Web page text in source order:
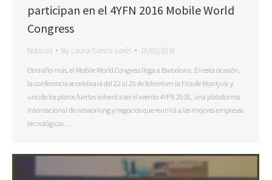
participan en el 4YFN 2016 Mobile World
Congress
Noticias By Laura Garcia Lorés 19/02/2016
Otro año más, el Mobile World Congress llega a Barcelona. En esta ocasión,
la conferencia se celebrará del 22 al 25 de febrero en la Fira de Montjuïc y
uno de los platos fuertes volverá a ser el evento 4YFN 2016, una plataforma
internacional de networking y negocios que reunirá a las mejores empresas
tecnológicas…